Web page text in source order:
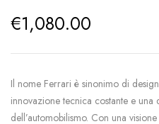
€1,080.00
Il nome Ferrari è sinonimo di
innovazione tecnica costante e
dell’automobilismo. Con una